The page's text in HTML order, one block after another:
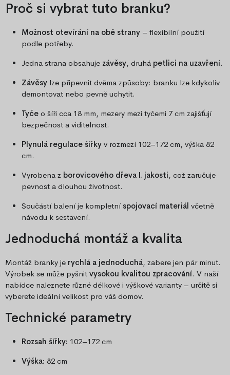
Proč si vybrat tuto branku?
Možnost otevírání na obě strany – flexibilní použití
podle potřeby.
Jedna strana obsahuje závěsy, druhá petlici na uzavření.
Závěsy lze připevnit dvěma způsoby: branku lze kdykoliv
demontovat nebo pevně uchytit.
Tyče o šíři cca 18 mm, mezery mezi tyčemi 7 cm zajišťují
bezpečnost a viditelnost.
Plynulá regulace šířky v rozmezí 102–172 cm, výška 82
cm.
Vyrobena z borovicového dřeva I. jakosti, což zaručuje
pevnost a dlouhou životnost.
Součástí balení je kompletní spojovací materiál včetně
návodu k sestavení.
Jednoduchá montáž a kvalita
Montáž branky je rychlá a jednoduchá, zabere jen pár minut.
Výrobek se může pyšnit vysokou kvalitou zpracování. V naší
nabídce naleznete různé délkové i výškové varianty – určitě si
vyberete ideální velikost pro váš domov.
Technické parametry
Rozsah šířky: 102–172 cm
Výška: 82 cm